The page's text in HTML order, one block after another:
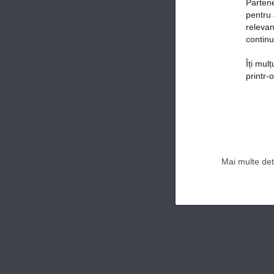
pentru
Îți
printr-
Mai multe